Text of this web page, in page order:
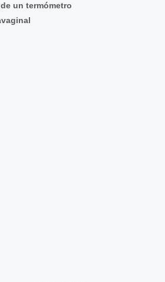
un termómetro